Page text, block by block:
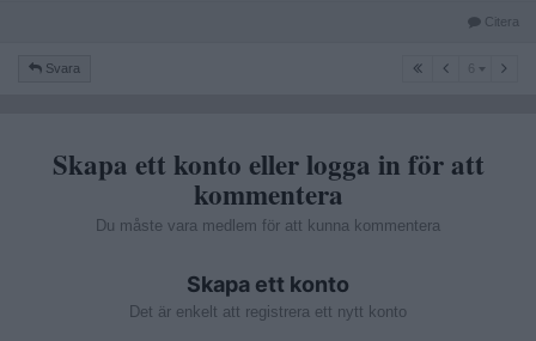
Citera
Svara
Skapa ett konto eller logga in för att
kommentera
Du måste vara medlem för att kunna kommentera
Skapa ett konto
Det är enkelt att registrera ett nytt konto